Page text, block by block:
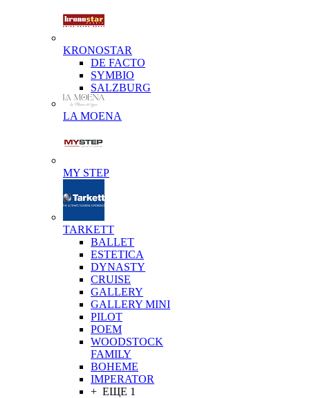
KRONOSTAR
DE FACTO
SYMBIO
SALZBURG
LA MOENA
MY STEP
TARKETT
BALLET
ESTETICA
DYNASTY
CRUISE
GALLERY
GALLERY MINI
PILOT
POEM
WOODSTOCK
FAMILY
BOHEME
IMPERATOR
+ ЕЩЕ 1